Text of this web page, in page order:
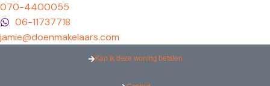
070-4400055
06-11737718
jamie@doenmakelaars.com
Kan ik deze woning betalen